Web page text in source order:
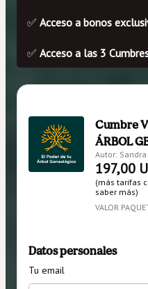
✅ Acceso a bonos
✅ Acceso a las 3
Cumbre
ÁRBOL
Autor:
197,00
(más tarifas
saber más)
VALOR
Datos personales
Tu email